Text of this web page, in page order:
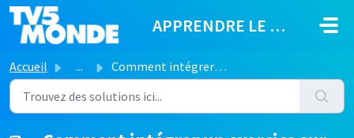
Passer au contenu principal
APPRENDRE LE FRANÇAIS
Accueil ... Comment intégrer un exercice sur ma plateforme de e-learn...